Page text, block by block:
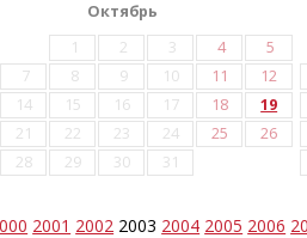
Октябрь
1
2 3 4
5
7 8 9 10 11
12
14 15 16 17 18
19
21 22 23 24 25
26
28 29 30 31
2001 2002 2003 2004 2005 2006